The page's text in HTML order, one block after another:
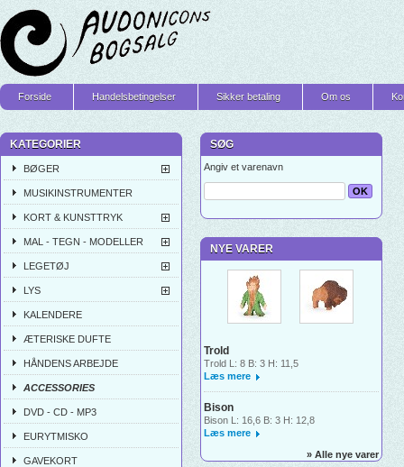
Forside Handelsbetingelser Sikker betaling Om os
KATEGORIER
BØGER
MUSIKINSTRUMENTER
KORT & KUNSTTRYK
MAL - TEGN - MODELLER
LEGETØJ
LYS
KALENDERE
ÆTERISKE DUFTE
HÅNDENS ARBEJDE
ACCESSORIES
DVD - CD - MP3
EURYTMISKO
GAVEKORT
SØG
Angiv et varenavn
NYE VARER
Trold
Trold L: 8 B: 3 H: 11,5
Læs mere
Bison
Bison L: 16,6 B: 3 H: 12,8
Læs mere
» Alle nye varer